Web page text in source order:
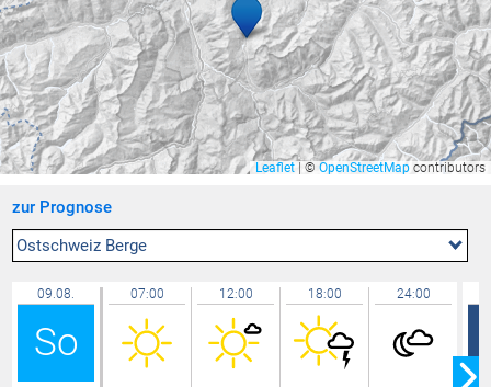
27,2 °C Bludesch - Gais
27,2 °C Buchs
27,2 °C Mäder
27,1 °C Rankweil Brederis
27,1 °C Feldkirch Gisingen
27,1 °C Feldkirch - Altenstadt Nägeler
27,0 °C
26,9 °C
26,8 °C Brederis
26,6 °C Götzis
Hohenems-Werkhof
Leaflet © OpenStreetMap contributors
zur Prognose
Ostschweiz Berge
09.08.
So
07:00 12:00 18:00 24:00